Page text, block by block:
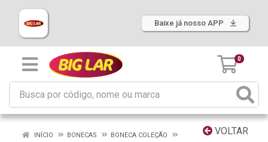
Baixe já nosso APP
0
VOLTAR
INÍCIO BONECAS
BONECA COLEÇÃO